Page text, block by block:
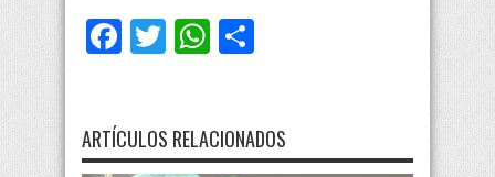
Facebook
TwitterWhatsApp
ARTÍCULOS RELACIONADOS